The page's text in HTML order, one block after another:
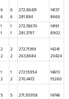
6
6
6
6
272,86431
281,884
14137
8666
1
1
1
1
272,78670
281,3797
14191
8902
2
2
2
2
272,71399
263,8684
14241
20424
1
2
1
2
272,15954
270,4472
14613
15260
5
5
271,95958
14746